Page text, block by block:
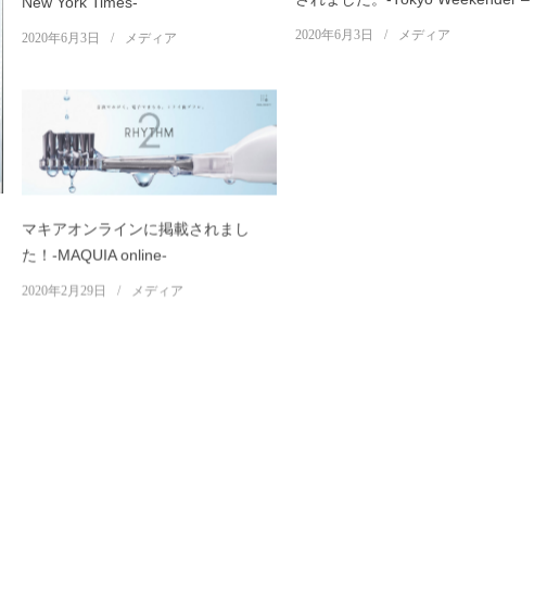
2020年6月3日 メディア 2020年6月3日 メディア
マキアオンラインに掲載されまし
た！-MAQUIA online-
2020年2月29日 メディア